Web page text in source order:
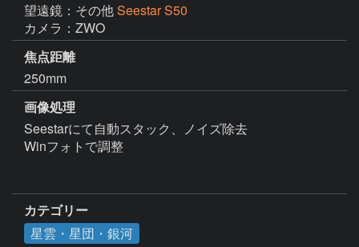
望遠鏡：その他Seestar S50
カメラ：ZWO
焦点距離
250mm
画像処理
Seestarにて自動スタック、ノイズ除去
Winフォトで調整
カテゴリー
星雲・星団・銀河